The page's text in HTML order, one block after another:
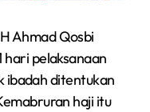
Ahmad Qosbi
hari pelaksanaan
ibadah ditentukan
haji itu